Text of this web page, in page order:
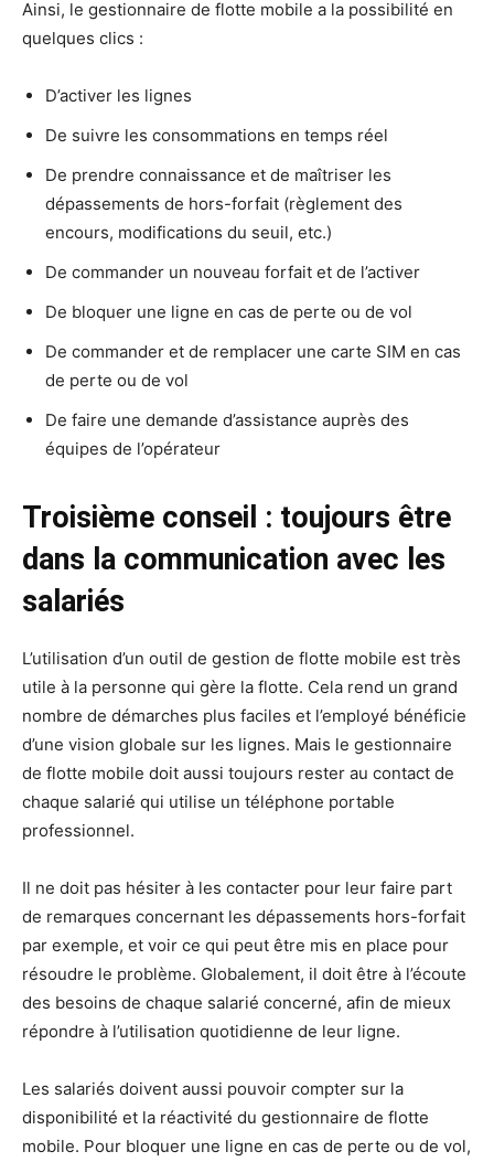
Ainsi, le gestionnaire de flotte mobile a la possibilité en
quelques clics :
D’activer les lignes
De suivre les consommations en temps réel
De prendre connaissance et de maîtriser les
dépassements de hors-forfait (règlement des
encours, modifications du seuil, etc.)
De commander un nouveau forfait et de l’activer
De bloquer une ligne en cas de perte ou de vol
De commander et de remplacer une carte SIM en cas
de perte ou de vol
De faire une demande d’assistance auprès des
équipes de l’opérateur
Troisième conseil : toujours être
dans la communication avec les
salariés
L’utilisation d’un outil de gestion de flotte mobile est très
utile à la personne qui gère la flotte. Cela rend un grand
nombre de démarches plus faciles et l’employé bénéficie
d’une vision globale sur les lignes. Mais le gestionnaire
de flotte mobile doit aussi toujours rester au contact de
chaque salarié qui utilise un téléphone portable
professionnel.
Il ne doit pas hésiter à les contacter pour leur faire part
de remarques concernant les dépassements hors-forfait
par exemple, et voir ce qui peut être mis en place pour
résoudre le problème. Globalement, il doit être à l’écoute
des besoins de chaque salarié concerné, afin de mieux
répondre à l’utilisation quotidienne de leur ligne.
Les salariés doivent aussi pouvoir compter sur la
disponibilité et la réactivité du gestionnaire de flotte
mobile. Pour bloquer une ligne en cas de perte ou de vol,